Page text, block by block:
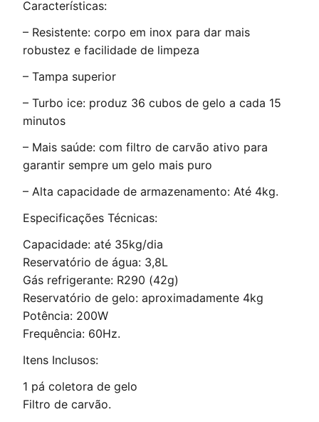
Características:
– Resistente: corpo em inox para dar mais
robustez e facilidade de limpeza
– Tampa superior
– Turbo ice: produz 36 cubos de gelo a cada 15
minutos
– Mais saúde: com filtro de carvão ativo para
garantir sempre um gelo mais puro
– Alta capacidade de armazenamento: Até 4kg.
Especificações Técnicas:
Capacidade: até 35kg/dia
Reservatório de água: 3,8L
Gás refrigerante: R290 (42g)
Reservatório de gelo: aproximadamente 4kg
Potência: 200W
Frequência: 60Hz.
Itens Inclusos:
1 pá coletora de gelo
Filtro de carvão.